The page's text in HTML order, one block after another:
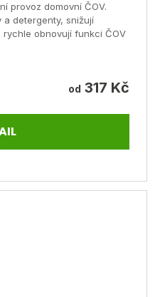
od 317 Kč
provoz domovní ČOV.
a detergenty, snižují
obnovují funkci ČOV